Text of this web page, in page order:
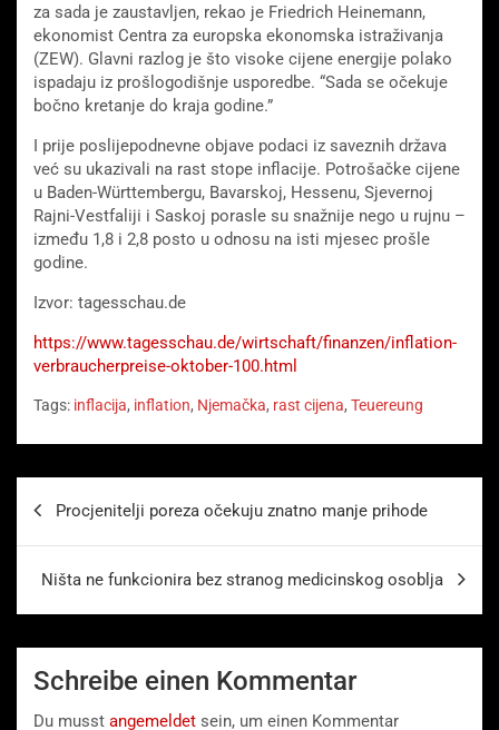
za sada je zaustavljen, rekao je Friedrich Heinemann,
ekonomist Centra za europska ekonomska istraživanja
(ZEW). Glavni razlog je što visoke cijene energije polako
ispadaju iz prošlogodišnje usporedbe. “Sada se očekuje
bočno kretanje do kraja godine.”
I prije poslijepodnevne objave podaci iz saveznih država
već su ukazivali na rast stope inflacije. Potrošačke cijene
u Baden-Württembergu, Bavarskoj, Hessenu, Sjevernoj
Rajni-Vestfaliji i Saskoj porasle su snažnije nego u rujnu –
između 1,8 i 2,8 posto u odnosu na isti mjesec prošle
godine.
Izvor: tagesschau.de
https://www.tagesschau.de/wirtschaft/finanzen/inflation-
verbraucherpreise-oktober-100.html
Tags: inflacija, inflation, Njemačka, rast cijena, Teuereung
Procjenitelji poreza očekuju znatno manje prihode
Ništa ne funkcionira bez stranog medicinskog osoblja
Schreibe einen Kommentar
Du musst angemeldet sein, um einen Kommentar